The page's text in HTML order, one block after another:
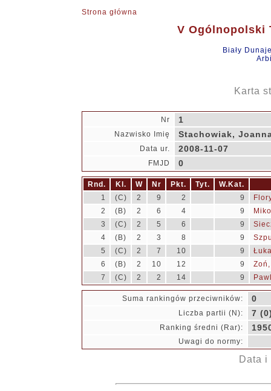
Strona główna
V Ogólnopolski
Biały
Karta
Nr 1
Nazwisko Imię Stachowiak,
Data ur. 2008-11-07
FMJD 0
Rnd. Kl. W Nr Pkt. Tyt.
W.Kat.
1
(C) 2 9 2 9
2
(B) 2 6 4 9
3
(C) 2 5 6 9
4
(B) 2 3 8 9
5
(C) 2 7 10 9
6
(B) 2 10 12 9
7
(C) 2 2 14 9
Suma rankingów przeciwników: 0
Liczba partii (N): 7
Ranking średni (Rar):
Uwagi do normy:
Data